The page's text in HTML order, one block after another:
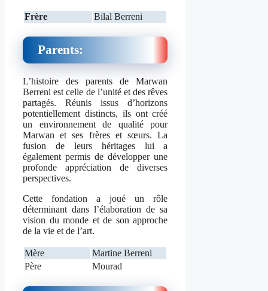
Frère Bilal Berreni
Parents:
L’histoire des parents de Marwan
Berreni est celle de l’unité et des rêves
partagés. Réunis issus d’horizons
potentiellement distincts, ils ont créé
un environnement de qualité pour
Marwan et ses frères et sœurs. La
fusion de leurs héritages lui a
également permis de développer une
profonde appréciation de diverses
perspectives.
Cette fondation a joué un rôle
déterminant dans l’élaboration de sa
vision du monde et de son approche
de la vie et de l’art.
Mère
Martine Berreni
Père
Mourad